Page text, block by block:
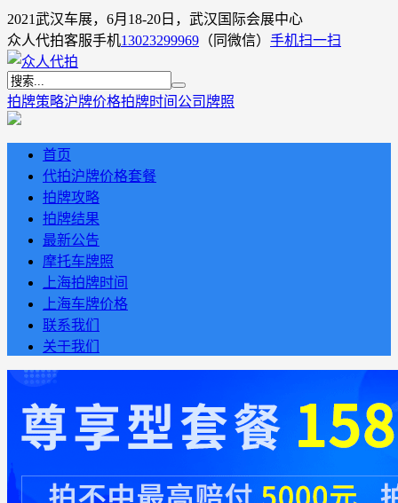
2021武汉车展，6月18-20日，武汉国际会展中心
众人代拍客服手机13023299969 （同微信） 手机扫一扫
拍牌策略沪牌价格拍牌时间 公司牌照
首页
代拍沪牌价格套餐
拍牌攻略
拍牌结果
最新公告
摩托车牌照
上海拍牌时间
上海车牌价格
联系我们
关于我们